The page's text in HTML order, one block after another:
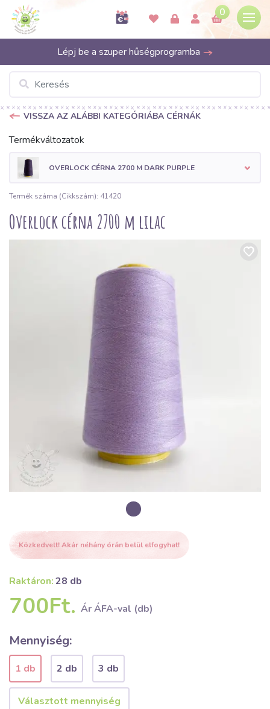
0
Lépj be a szuper hűségprogramba
VISSZA AZ ALÁBBI KATEGÓRIÁBA CÉRNÁK
Termékváltozatok
OVERLOCK CÉRNA 2700 M DARK PURPLE
Termék száma (Cikkszám): 41420
Overlock cérna 2700 m lilac
Közkedvelt! Akár néhány órán belül elfogyhat!
Raktáron:28 db
700Ft. Ár ÁFA-val (db)
Mennyiség:
1 db 2 db 3 db